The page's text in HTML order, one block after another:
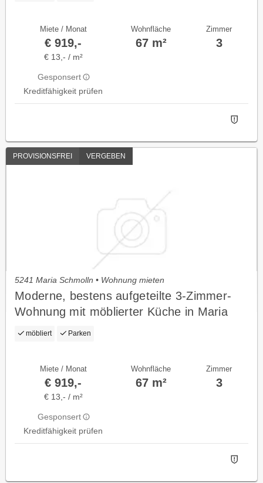
Miete / Monat
€ 919,-
€ 13,- / m²
Gesponsert
Kreditfähigkeit prüfen
Wohnfläche
67 m²
Zimmer
3
PROVISIONSFREI VERGEBEN
5241 Maria Schmolln • Wohnung mieten
Moderne, bestens aufgeteilte 3-Zimmer-
Wohnung mit möblierter Küche in Maria
Schmolln
möbliert Parken
Miete / Monat
€ 919,-
€ 13,- / m²
Gesponsert
Kreditfähigkeit prüfen
Wohnfläche
67 m²
Zimmer
3